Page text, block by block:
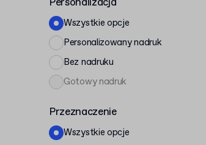
Wszystkie opcje
Personalizowany nadruk
Bez nadruku
Gotowy nadruk
Przeznaczenie
Wszystkie opcje